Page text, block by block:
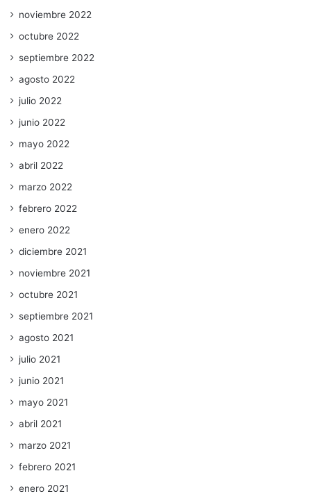
noviembre 2022
octubre 2022
septiembre 2022
agosto 2022
julio 2022
junio 2022
mayo 2022
abril 2022
marzo 2022
febrero 2022
enero 2022
diciembre 2021
noviembre 2021
octubre 2021
septiembre 2021
agosto 2021
julio 2021
junio 2021
mayo 2021
abril 2021
marzo 2021
febrero 2021
enero 2021